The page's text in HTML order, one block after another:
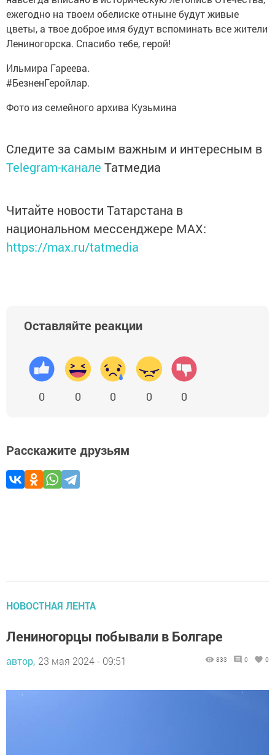
ежегодно на твоем обелиске отныне будут живые
цветы, а твое доброе имя будут вспоминать все жители
Лениногорска. Спасибо тебе, герой!
Ильмира Гареева.
#БезненГеройлар.
Фото из семейного архива Кузьмина
Следите за самым важным и интересным в
Telegram-канале Татмедиа
Читайте новости Татарстана в
национальном мессенджере MАХ:
https://max.ru/tatmedia
Оставляйте реакции
0 0 0 0 0
Расскажите друзьям
НОВОСТНАЯ ЛЕНТА
Лениногорцы побывали в Болгаре
автор, 23 мая 2024 - 09:51 833 0 0